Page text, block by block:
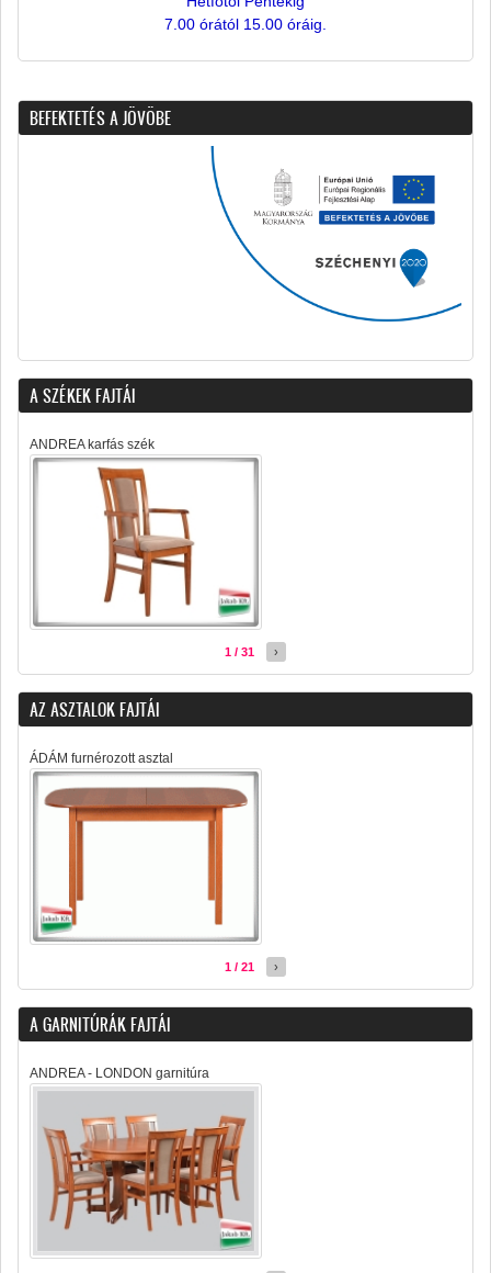
7.00 órától 15.00 óráig.
BEFEKTETÉS A JÖVÖBE
A SZÉKEK FAJTÁI
ANDREA karfás szék
1 / 31 ›
AZ ASZTALOK FAJTÁI
ÁDÁM furnérozott asztal
1 / 21 ›
A GARNITÚRÁK FAJTÁI
ANDREA - LONDON garnitúra